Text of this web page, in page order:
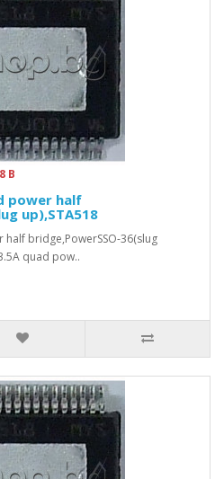
B
power half
up),STA518
bridge,PowerSSO-36(slug
quad pow..